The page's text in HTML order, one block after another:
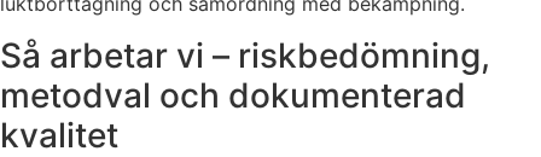
Så arbetar vi – riskbedömning,
metodval och dokumenterad
kvalitet